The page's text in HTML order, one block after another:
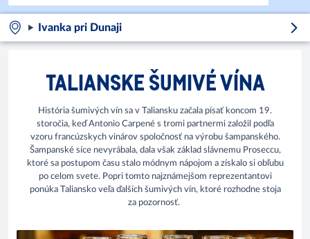
Ivanka pri Dunaji
TALIANSKE ŠUMIVÉ VÍNA
História šumivých vín sa v Taliansku začala písať koncom 19.
storočia, keď Antonio Carpené s tromi partnermi založil podľa
vzoru francúzskych vinárov spoločnosť na výrobu šampanského.
Šampanské síce nevyrábala, dala však základ slávnemu Proseccu,
ktoré sa postupom času stalo módnym nápojom a získalo si obľubu
po celom svete. Popri tomto najznámejšom reprezentantovi
ponúka Taliansko veľa ďalších šumivých vín, ktoré rozhodne stoja
za pozornosť.